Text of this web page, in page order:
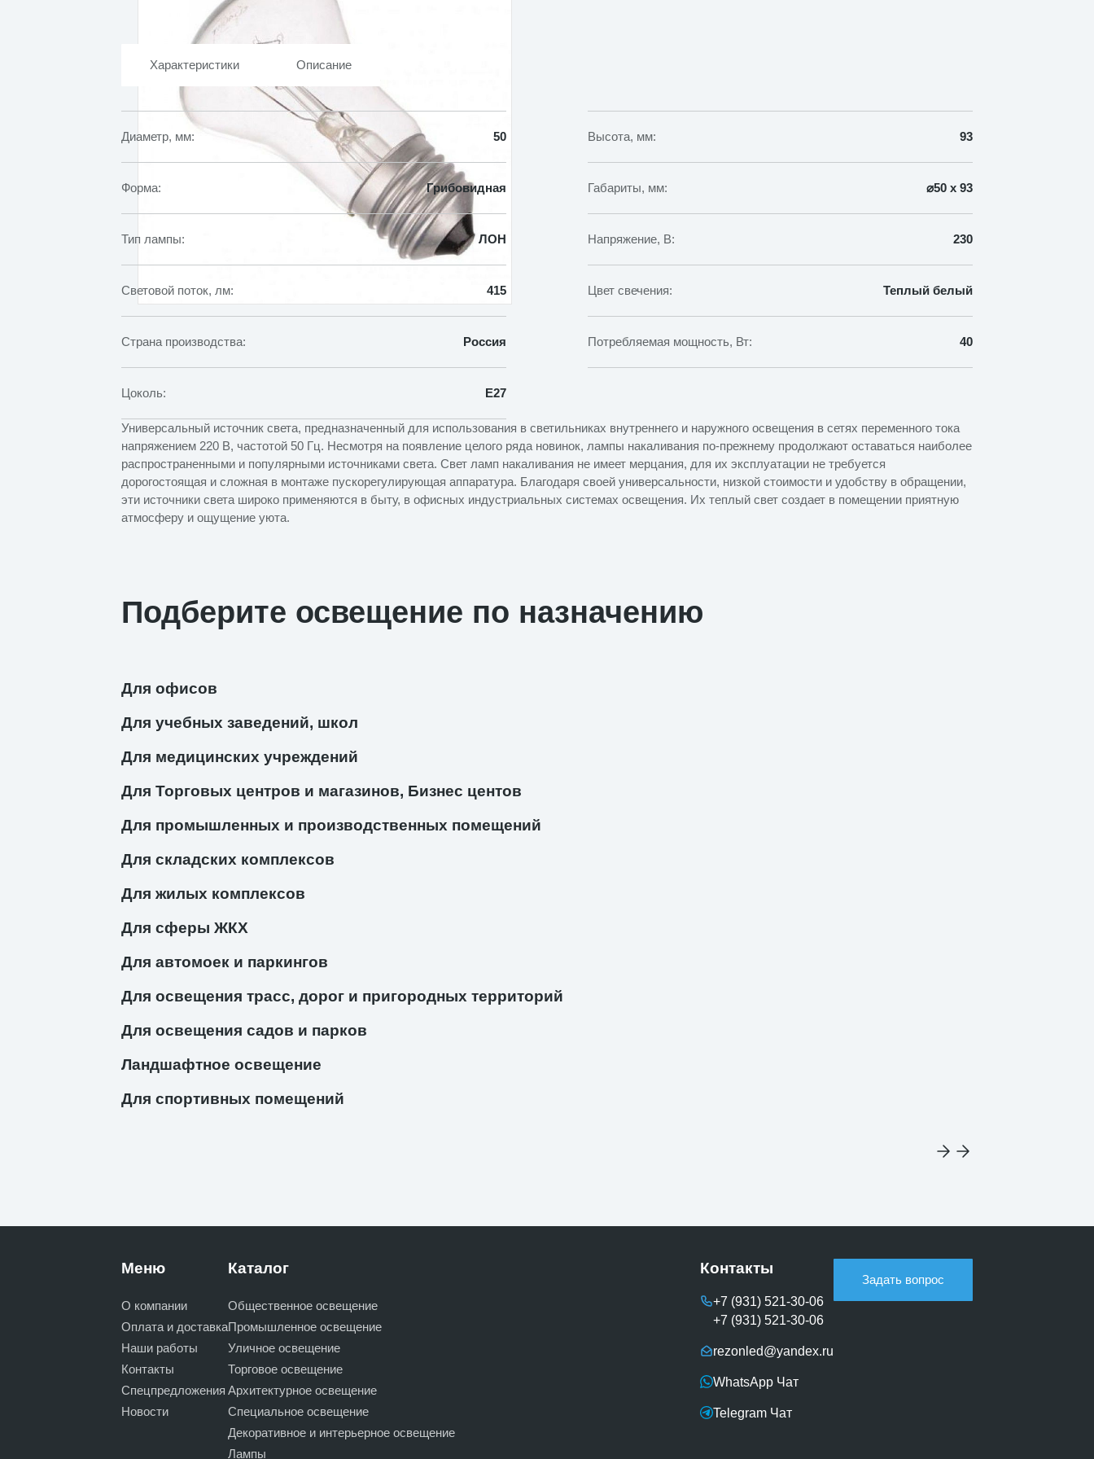
Характеристики Описание
Диаметр, мм: 50 Высота, мм: 93
Форма: Грибовидная Габариты, мм: ⌀50 х 93
Тип лампы: ЛОН Напряжение, В: 230
Световой поток, лм: 415 Цвет свечения: Теплый белый
Страна производства: Россия Потребляемая мощность, Вт: 40
Цоколь: E27
Универсальный источник света, предназначенный для использования в светильниках внутреннего и наружного освещения в сетях переменного тока
напряжением 220 В, частотой 50 Гц. Несмотря на появление целого ряда новинок, лампы накаливания по-прежнему продолжают оставаться наиболее
распространенными и популярными источниками света. Свет ламп накаливания не имеет мерцания, для их эксплуатации не требуется
дорогостоящая и сложная в монтаже пускорегулирующая аппаратура. Благодаря своей универсальности, низкой стоимости и удобству в обращении,
эти источники света широко применяются в быту, в офисных индустриальных системах освещения. Их теплый свет создает в помещении приятную
атмосферу и ощущение уюта.
Подберите освещение по назначению
Для офисов
Для учебных заведений, школ
Для медицинских учреждений
Для Торговых центров и магазинов, Бизнес центов
Для промышленных и производственных помещений
Для складских комплексов
Для жилых комплексов
Для сферы ЖКХ
Для автомоек и паркингов
Для освещения трасс, дорог и пригородных территорий
Для освещения садов и парков
Ландшафтное освещение
Для спортивных помещений
Меню
О компании
Оплата и доставка
Наши работы
Контакты
Спецпредложения
Новости
Каталог
Общественное освещение
Промышленное освещение
Уличное освещение
Торговое освещение
Архитектурное освещение
Специальное освещение
Декоративное и интерьерное освещение
Лампы
Контакты
+7 (931) 521-30-06
+7 (931) 521-30-06
rezonled@yandex.ru
WhatsApp Чат
Telegram Чат
Задать вопрос